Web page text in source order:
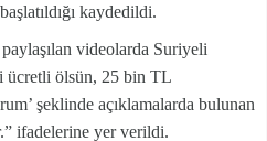
kaydedildi.
videolarda Suriyeli
ücretli ölsün, 25 bin TL
şeklinde açıklamalarda bulunan
ifadelerine yer verildi.